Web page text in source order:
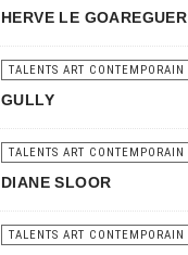
HERVE LE GOAREGUER
TALENTS ART CONTEMPORAIN
GULLY
TALENTS ART CONTEMPORAIN
DIANE SLOOR
TALENTS ART CONTEMPORAIN